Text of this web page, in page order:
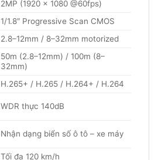
2MP (1920 × 1080 @60fps)
1/1.8″ Progressive Scan CMOS
2.8–12mm / 8–32mm motorized
50m (2.8–12mm) / 100m (8–
32mm)
H.265+ / H.265 / H.264+ / H.264
WDR thực 140dB
Nhận dạng biển số ô tô – xe máy
Tối đa 120 km/h